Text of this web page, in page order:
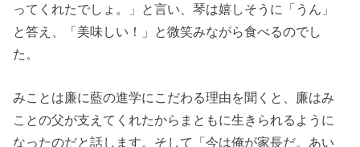
ってくれたでしょ。」と言い、琴は嬉しそうに「うん」
と答え、「美味しい！」と微笑みながら食べるのでし
た。
みことは廉に藍の進学にこだわる理由を聞くと、廉はみ
ことの父が支えてくれたからまともに生きられるように
なったのだと話します。そして「今は俺が家長だ。あい